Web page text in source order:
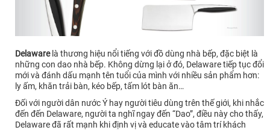
Delawarelà thương hiệu nổi tiếng với đồ dùng nhà bếp, đặc biệt là
những con dao nhà bếp. Không dừng lại ở đó, Delaware tiếp tục đổi
mới và đánh dấu mạnh tên tuổi của mình với nhiều sản phẩm hơn:
ly ấm, khăn trải bàn, kéo bếp, tấm lót bàn ăn…
Đối với người dân nước Ý hay người tiêu dùng trên thế giới, khi nhắc
đến đến Delaware, người ta nghĩ ngay đến “Dao”, điều này cho thấy,
Delaware đã rất mạnh khi định vị và educate vào tâm trí khách